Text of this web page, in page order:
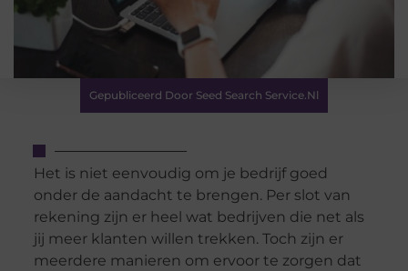
Gepubliceerd Door Seed Search Service.nl
Het is niet eenvoudig om je bedrijf goed
onder de aandacht te brengen. Per slot van
rekening zijn er heel wat bedrijven die net als
jij meer klanten willen trekken. Toch zijn er
meerdere manieren om ervoor te zorgen dat